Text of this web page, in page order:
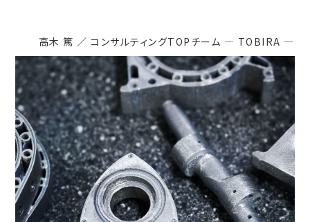
高木 篤 ／ コンサルティングTOPチーム ― TOBIRA ―